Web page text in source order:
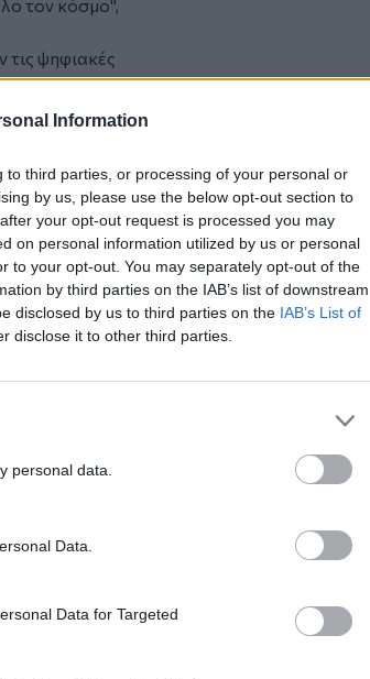
Information
third parties, or processing of your personal or
by us, please use the below opt-out section to
your opt-out request is processed you may
on personal information utilized by us or personal
to your opt-out. You may separately opt-out of the
by third parties on the IAB’s list of downstream
disclosed by us to third parties on the IAB’s List of
disclose it to other third parties.
personal data.
Data.
Data for Targeted
τον κόσμο",
ψηφιακές
των 70
τηλεοπτικό
και ανήλθε
της οποίας
από τη
βρίσκεται
79% στη
τελικός
χώρες, ο
την
ωστόσο δεν
την
Stadthalle
από
για το 2027